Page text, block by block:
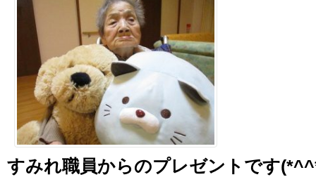
すみれ職員からのプレゼントです